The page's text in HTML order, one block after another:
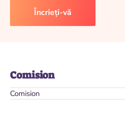
Încrieți-vă
Comision
Comision